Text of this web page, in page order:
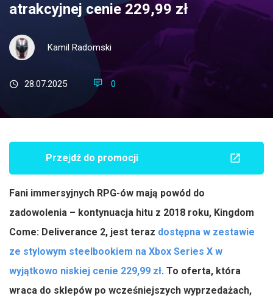
atrakcyjnej cenie 229,99 zł
Kamil Radomski
28.07.2025 0
Przejdź do promocji
Fani immersyjnych RPG-ów mają powód do
zadowolenia – kontynuacja hitu z 2018 roku, Kingdom
Come: Deliverance 2, jest teraz dostępna w zestawie
ze stylowym steelbookiem na Xbox Series X w
wyjątkowo niskiej cenie 229,99 zł. To oferta, która
wraca do sklepów po wcześniejszych wyprzedażach,